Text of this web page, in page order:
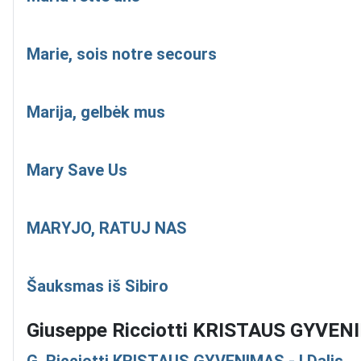
Marie, sois notre secours
Marija, gelbėk mus
Mary Save Us
MARYJO, RATUJ NAS
Šauksmas iš Sibiro
Giuseppe Ricciotti KRISTAUS